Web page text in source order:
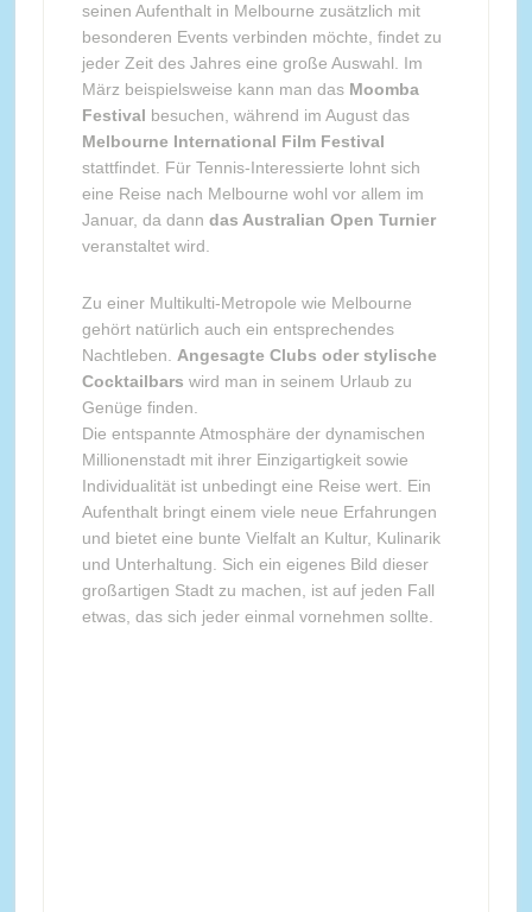
seinen Aufenthalt in Melbourne zusätzlich mit
besonderen Events verbinden möchte, findet zu
jeder Zeit des Jahres eine große Auswahl. Im
März beispielsweise kann man das Moomba
Festival besuchen, während im August das
Melbourne International Film Festival
stattfindet. Für Tennis-Interessierte lohnt sich
eine Reise nach Melbourne wohl vor allem im
Januar, da dann das Australian Open Turnier
veranstaltet wird.
Zu einer Multikulti-Metropole wie Melbourne
gehört natürlich auch ein entsprechendes
Nachtleben. Angesagte Clubs oder stylische
Cocktailbars wird man in seinem Urlaub zu
Genüge finden.
Die entspannte Atmosphäre der dynamischen
Millionenstadt mit ihrer Einzigartigkeit sowie
Individualität ist unbedingt eine Reise wert. Ein
Aufenthalt bringt einem viele neue Erfahrungen
und bietet eine bunte Vielfalt an Kultur, Kulinarik
und Unterhaltung. Sich ein eigenes Bild dieser
großartigen Stadt zu machen, ist auf jeden Fall
etwas, das sich jeder einmal vornehmen sollte.